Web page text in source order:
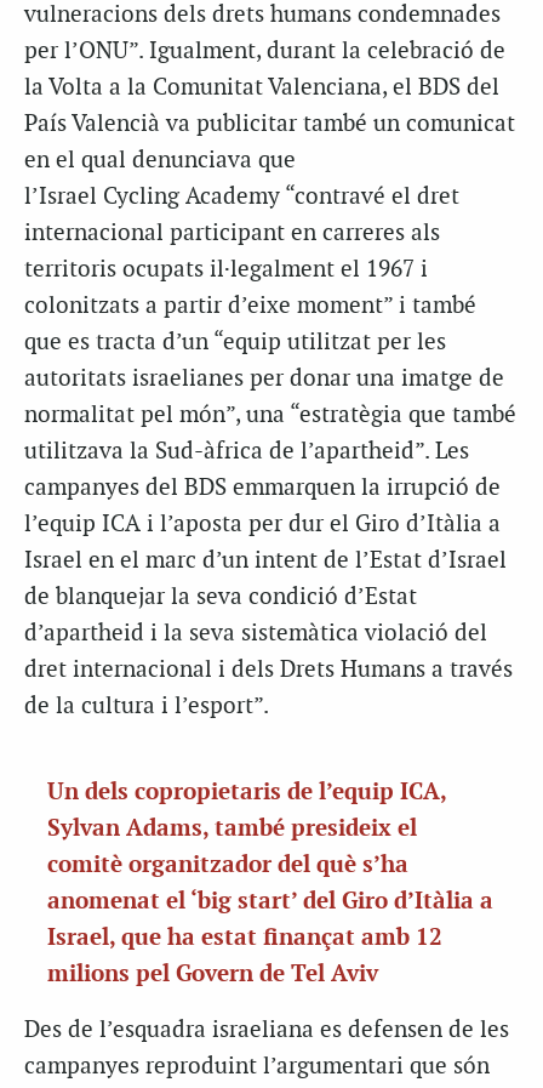
vulneracions dels drets humans condemnades
per l’ONU”. Igualment, durant la celebració de
la Volta a la Comunitat Valenciana, el BDS del
País Valencià va publicitar també un comunicat
en el qual denunciava que
l’Israel Cycling Academy “contravé el dret
internacional participant en carreres als
territoris ocupats il·legalment el 1967 i
colonitzats a partir d’eixe moment” i també
que es tracta d’un “equip utilitzat per les
autoritats israelianes per donar una imatge de
normalitat pel món”, una “estratègia que també
utilitzava la Sud-àfrica de l’apartheid”. Les
campanyes del BDS emmarquen la irrupció de
l’equip ICA i l’aposta per dur el Giro d’Itàlia a
Israel en el marc d’un intent de l’Estat d’Israel
de blanquejar la seva condició d’Estat
d’apartheid i la seva sistemàtica violació del
dret internacional i dels Drets Humans a través
de la cultura i l’esport”.
Un dels copropietaris de l’equip ICA,
Sylvan Adams, també presideix el
comitè organitzador del què s’ha
anomenat el ‘big start’ del Giro d’Itàlia a
Israel, que ha estat finançat amb 12
milions pel Govern de Tel Aviv
Des de l’esquadra israeliana es defensen de les
campanyes reproduint l’argumentari que són